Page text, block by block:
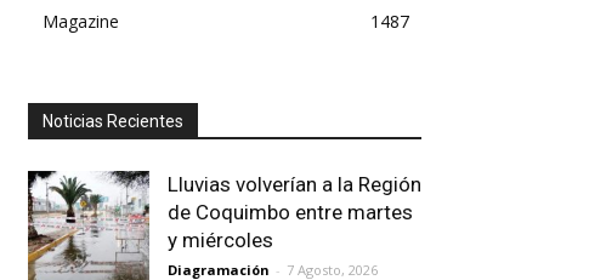
Magazine
1487
Noticias Recientes
Lluvias volverían a la Región
de Coquimbo entre martes
y miércoles
Diagramación - 7 Agosto, 2026